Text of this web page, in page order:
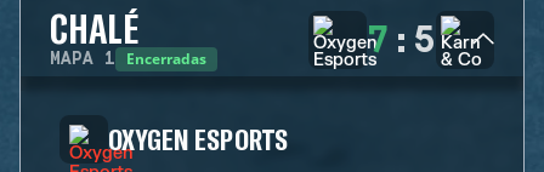
CHALÉ
MAPA 1 Encerradas 7 : 5
OXYGEN ESPORTS